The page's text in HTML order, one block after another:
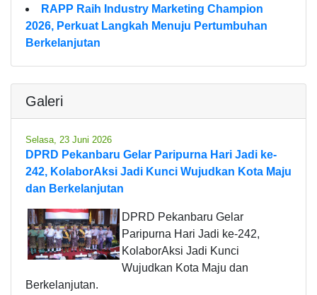
RAPP Raih Industry Marketing Champion
2026, Perkuat Langkah Menuju Pertumbuhan
Berkelanjutan
Galeri
Selasa, 23 Juni 2026
DPRD Pekanbaru Gelar Paripurna Hari Jadi ke-
242, KolaborAksi Jadi Kunci Wujudkan Kota Maju
dan Berkelanjutan
DPRD Pekanbaru Gelar
Paripurna Hari Jadi ke-242,
KolaborAksi Jadi Kunci
Wujudkan Kota Maju dan
Berkelanjutan.